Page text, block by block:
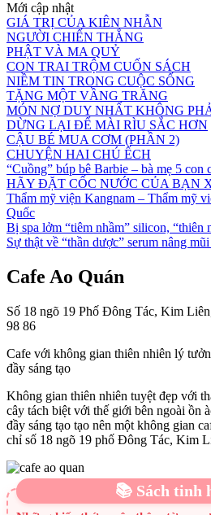
Mới cập nhật
GIÁ TRỊ CỦA KIÊN NHẪN
NGƯỜI CHIẾN THẮNG
PHẬT VÀ MA QUỶ
CON TRAI TRỘM CUỐN SÁCH
NIỀM TIN TRONG CUỘC SỐNG
TẶNG MỘT VẦNG TRĂNG
MÓN NỢ DUY NHẤT KHÔNG
DỪNG LẠI ĐỂ MÀI RÌU SẮC HƠN
CẬU BÉ MUA CƠM (PHẦN 2)
CHUYỆN HAI CHÚ ẾCH
“Cuồng” búp bê Barbie – bà mẹ 5 con
HÃY ĐẶT CỐC NƯỚC CỦA BẠN
Thẩm mỹ viện Kangnam – Thẩm mỹ
Quốc
Bị spa lởm “tiêm nhầm” silicon,
Sự thật về “thần dược” serum nâng
Cafe Ao Quán
Số 18 ngõ 19 Phố Đông Tác, Kim
98 86
Cafe với không gian thiên nhiên lý
đầy sáng tạo
Không gian thiên nhiên tuyệt đẹp với
cây tách biệt với thế giới bên ngoài ồn
đầy sáng tạo tạo nên một không gian
chỉ số 18 ngõ 19 phố Đông Tác, Kim
📚 Sách tinh